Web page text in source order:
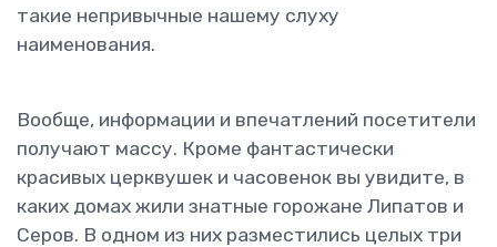
такие непривычные нашему слуху
наименования.
Вообще, информации и впечатлений посетители
получают массу. Кроме фантастически
красивых церквушек и часовенок вы увидите, в
каких домах жили знатные горожане Липатов и
Серов. В одном из них разместились целых три